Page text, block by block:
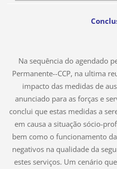
Na sequência do agendado
Permanente--CCP, na ultima
impacto das medidas de
anunciado para as forças e
conclui que estas medidas a
em causa a situação sócio-
bem como o funcionamento
negativos na qualidade da
estes serviços. Um cenário